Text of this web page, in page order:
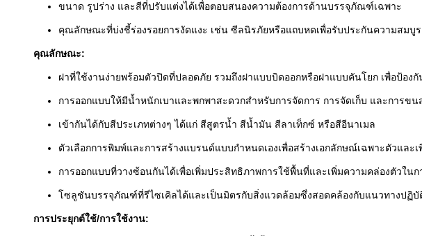
ขนาด รูปร่าง และสีที่ปรับแต่งได้เพื่อตอบสนองความต้องการด้านบรรจุภัณฑ์เฉพาะ
คุณลักษณะที่บ่งชี้ร่องรอยการงัดแงะ เช่น ซีลนิรภัยหรือแถบหดเพื่อรับประกันความสม
คุณลักษณะ:
ฝาที่ใช้งานง่ายพร้อมตัวปิดที่ปลอดภัย รวมถึงฝาแบบบิดออกหรือฝาแบบคันโยก เพื่อป้อง
การออกแบบให้มีน้ำหนักเบาและพกพาสะดวกสำหรับการจัดการ การจัดเก็บ และการขน
เข้ากันได้กับสีประเภทต่างๆ ได้แก่ สีสูตรน้ำ สีน้ำมัน สีลาเท็กซ์ หรือสีอีนาเมล
ตัวเลือกการพิมพ์และการสร้างแบรนด์แบบกำหนดเองเพื่อสร้างเอกลักษณ์เฉพาะตัวและ
การออกแบบที่วางซ้อนกันได้เพื่อเพิ่มประสิทธิภาพการใช้พื้นที่และเพิ่มความคล่องตัวใน
โซลูชันบรรจุภัณฑ์ที่รีไซเคิลได้และเป็นมิตรกับสิ่งแวดล้อมซึ่งสอดคล้องกับแนวทางปฏิบั
การประยุกต์ใช้/การใช้งาน: